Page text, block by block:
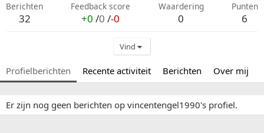
Berichten
32
Feedback score
+0 /0 /-0
Waardering
0
Punten
6
Vind
Profielberichten Recente activiteit Berichten Over mij
Er zijn nog geen berichten op vincentengel1990's profiel.